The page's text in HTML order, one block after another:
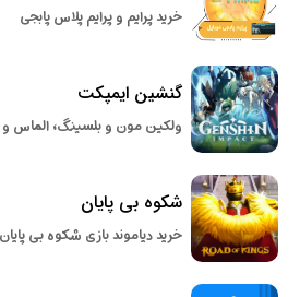
خرید پرایم و پرایم پلاس پابجی
گنشین ایمپکت
ولکین مون و بلسینگ، الماس
شکوه بی پایان
خرید دیاموند بازی شکوه بی